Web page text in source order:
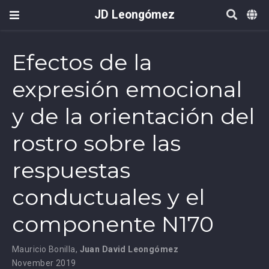
JD Leongómez
Efectos de la
expresión emocional
y de la orientación del
rostro sobre las
respuestas
conductuales y el
componente N170
Mauricio Bonilla, Juan David Leongómez
November 2019